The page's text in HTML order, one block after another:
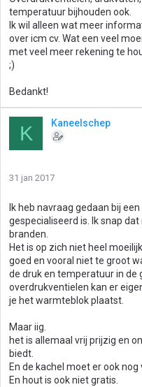
temperatuur bijhouden ook.
Ik wil alleen wat meer
over icm cv. Wat een veel
met veel meer rekening te
;)
Bedankt!
K Kaneelschep
31 jan 2017
Ik heb navraag gedaan bij
gespecialiseerd is. Ik snap
branden.
Het is op zich niet heel
goed en vooral niet te groot
de druk en temperatuur in de
overdrukventielen kan er
je het warmteblok plaatst.
Maar iig.
het is allemaal vrij prijzig en
biedt.
En de kachel moet er ook
En hout is ook niet gratis.